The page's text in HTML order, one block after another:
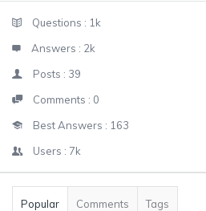
StatsQuestions : 1k
Answers : 2k
Posts : 39
Comments : 0
Best Answers : 163
Users : 7k
Popular Comments Tags